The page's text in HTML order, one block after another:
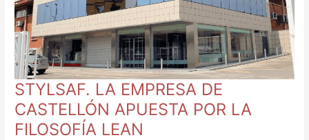
STYLSAF. LA EMPRESA DE
CASTELLÓN APUESTA POR LA
FILOSOFÍA LEAN
FILOSOFÍA
LEAN